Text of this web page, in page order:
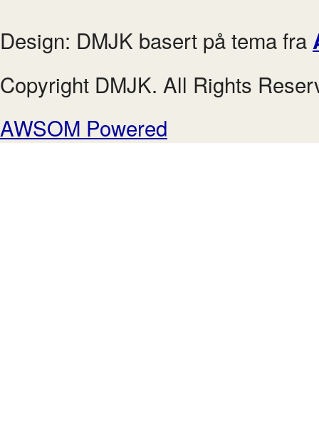
Design: DMJK basert på tema fra
Copyright DMJK. All Rights
AWSOM Powered